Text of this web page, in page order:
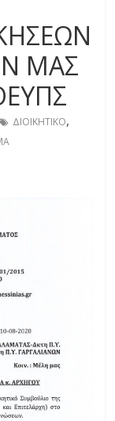
ΜΑΣ
ΔΙΟΙΚΗΤΙΚΟ,